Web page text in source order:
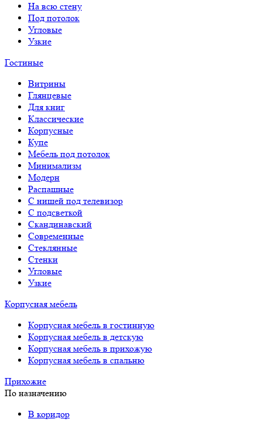
На всю стену
Под потолок
Угловые
Узкие
Гостиные
Витрины
Глянцевые
Для книг
Классические
Корпусные
Купе
Мебель под потолок
Минимализм
Модерн
Распашные
С нишей под телевизор
С подсветкой
Скандинавский
Современные
Стеклянные
Стенки
Угловые
Узкие
Корпусная мебель
Корпусная мебель в гостинную
Корпусная мебель в детскую
Корпусная мебель в прихожую
Корпусная мебель в спальню
Прихожие
По назначению
В коридор